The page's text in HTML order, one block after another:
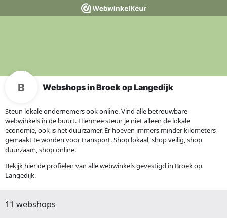
Webshops in Broek op Langedijk
Steun lokale ondernemers ook online. Vind alle betrouwbare
webwinkels in de buurt. Hiermee steun je niet alleen de lokale
economie, ook is het duurzamer. Er hoeven immers minder kilometers
gemaakt te worden voor transport. Shop lokaal, shop veilig, shop
duurzaam, shop online.
Bekijk hier de profielen van alle webwinkels gevestigd in Broek op
Langedijk.
11 webshops